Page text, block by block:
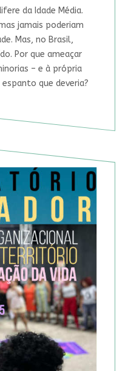
da Idade Média.
jamais poderiam
Mas, no Brasil,
Por que ameaçar
– e à própria
que deveria?